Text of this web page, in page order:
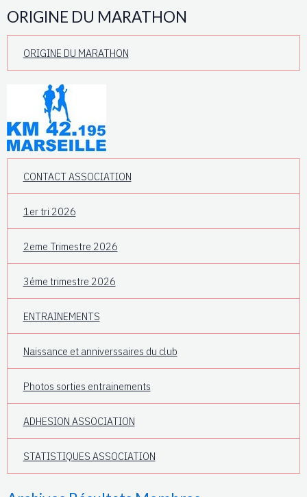
ORIGINE DU MARATHON
ORIGINE DU MARATHON
CONTACT ASSOCIATION
1er tri 2026
2eme Trimestre 2026
3éme trimestre 2026
ENTRAINEMENTS
Naissance et anniverssaires du club
Photos sorties entrainements
ADHESION ASSOCIATION
STATISTIQUES ASSOCIATION